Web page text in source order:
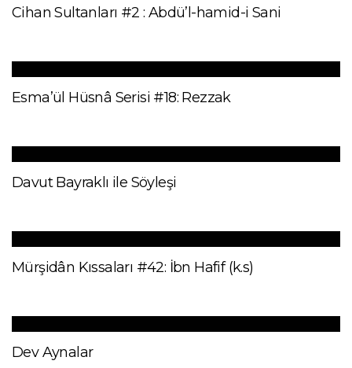
Cihan Sultanları #2 : Abdü’l-hamid-i Sani
Esma’ül Hüsnâ Serisi #18: Rezzak
Davut Bayraklı ile Söyleşi
Mürşidân Kıssaları #42: İbn Hafif (k.s)
Dev Aynalar